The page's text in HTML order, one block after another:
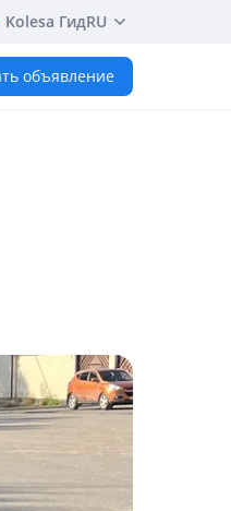
Kolesa ГидRU
объявление